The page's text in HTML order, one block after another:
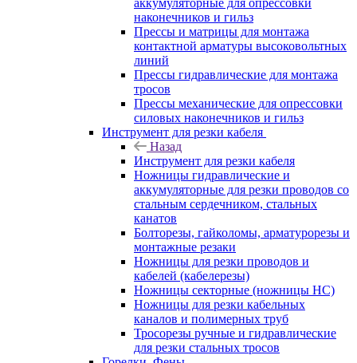
аккумуляторные для опрессовки
наконечников и гильз
Прессы и матрицы для монтажа
контактной арматуры высоковольтных
линий
Прессы гидравлические для монтажа
тросов
Прессы механические для опрессовки
силовых наконечников и гильз
Инструмент для резки кабеля
Назад
Инструмент для резки кабеля
Ножницы гидравлические и
аккумуляторные для резки проводов со
стальным сердечником, стальных
канатов
Болторезы, гайколомы, арматурорезы и
монтажные резаки
Ножницы для резки проводов и
кабелей (кабелерезы)
Ножницы секторные (ножницы НС)
Ножницы для резки кабельных
каналов и полимерных труб
Тросорезы ручные и гидравлические
для резки стальных тросов